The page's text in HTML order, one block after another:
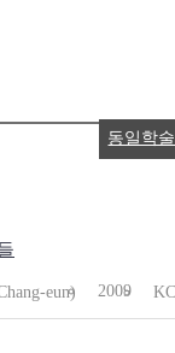
eun) 2009
동일학